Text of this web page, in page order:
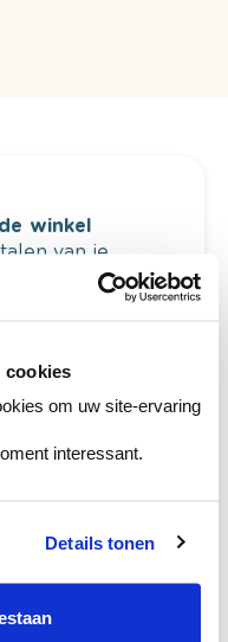
cookies
om uw site-ervaring
interessant.
Details tonen
winkel
van je
kleuren te
huis